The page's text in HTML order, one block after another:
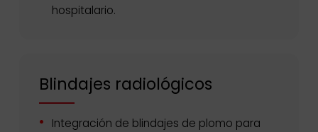
hospitalario.
Blindajes radiológicos
Integración de blindajes de plomo para